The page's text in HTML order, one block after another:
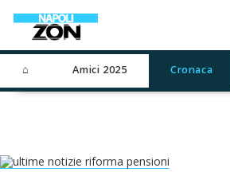
⌂ Amici 2025 Cronaca